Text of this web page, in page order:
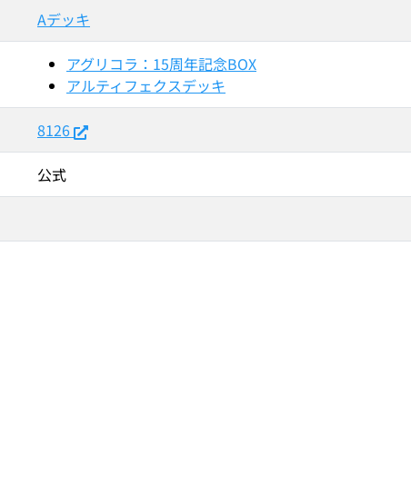
Aデッキ
アグリコラ：15周年記念BOX
アルティフェクスデッキ
8126
公式